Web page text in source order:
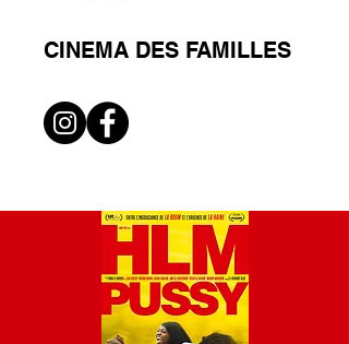
CINEMA DES FAMILLES